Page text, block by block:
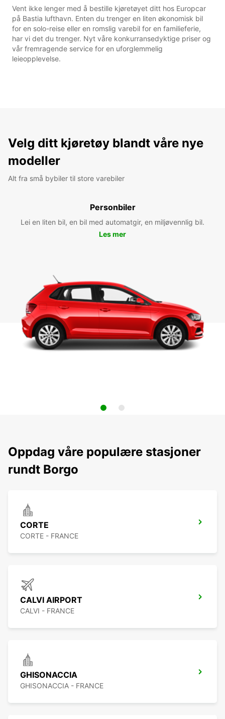
Vent ikke lenger med å bestille kjøretøyet ditt hos Europcar
på Bastia lufthavn. Enten du trenger en liten økonomisk bil
for en solo-reise eller en romslig varebil for en familieferie,
har vi det du trenger. Nyt våre konkurransedyktige priser og
vår fremragende service for en uforglemmelig
leieopplevelse.
Velg ditt kjøretøy blandt våre nye
modeller
Alt fra små bybiler til store varebiler
Personbiler
Lei en liten bil, en bil med automatgir, en miljøvennlig bil.
Les mer
Oppdag våre populære stasjoner
rundt Borgo
CORTE
CORTE - FRANCE
CALVI AIRPORT
CALVI - FRANCE
GHISONACCIA
GHISONACCIA - FRANCE